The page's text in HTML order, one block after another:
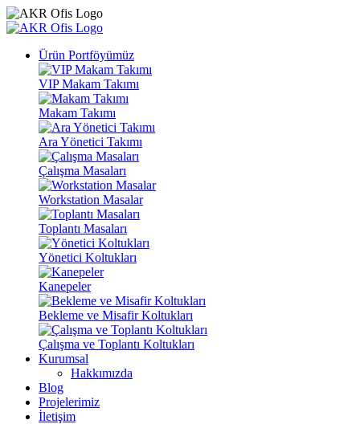
Ürün Portföyümüz
VIP Makam Takımı
Makam Takımı
Ara Yönetici Takımı
Çalışma Masaları
Workstation Masalar
Toplantı Masaları
Yönetici Koltukları
Kanepeler
⁠Bekleme ve Misafir Koltukları
Çalışma ve Toplantı Koltukları
Kurumsal
Hakkımızda
Blog
Projelerimiz
İletişim